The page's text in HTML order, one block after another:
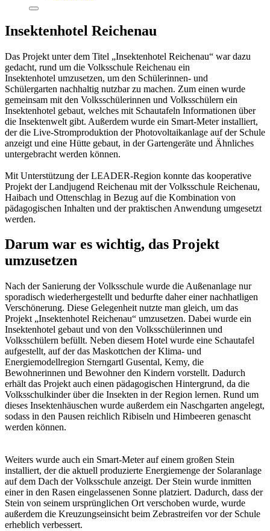
Insektenhotel Reichenau
Das Projekt unter dem Titel „Insektenhotel Reichenau“ war dazu
gedacht, rund um die Volksschule Reichenau ein
Insektenhotel umzusetzen, um den Schülerinnen- und
Schülergarten nachhaltig nutzbar zu machen. Zum einen wurde
gemeinsam mit den Volksschülerinnen und Volksschülern ein
Insektenhotel gebaut, welches mit Schautafeln Informationen über
die Insektenwelt gibt. Außerdem wurde ein Smart-Meter installiert,
der die Live-Stromproduktion der Photovoltaikanlage auf der Schule
anzeigt und eine Hütte gebaut, in der Gartengeräte und Ähnliches
untergebracht werden können.
Mit Unterstützung der LEADER-Region konnte das kooperative
Projekt der Landjugend Reichenau mit der Volksschule Reichenau,
Haibach und Ottenschlag in Bezug auf die Kombination von
pädagogischen Inhalten und der praktischen Anwendung umgesetzt
werden.
Darum war es wichtig, das Projekt
umzusetzen
Nach der Sanierung der Volksschule wurde die Außenanlage nur
sporadisch wiederhergestellt und bedurfte daher einer nachhatligen
Verschönerung. Diese Gelegenheit nutzte man gleich, um das
Projekt „Insektenhotel Reichenau“ umzusetzen. Dabei wurde ein
Insektenhotel gebaut und von den Volksschülerinnen und
Volksschülern befüllt. Neben diesem Hotel wurde eine Schautafel
aufgestellt, auf der das Maskottchen der Klima- und
Energiemodellregion Sterngartl Gusental, Kemy, die
Bewohnerinnen und Bewohner den Kindern vorstellt. Dadurch
erhält das Projekt auch einen pädagogischen Hintergrund, da die
Volksschulkinder über die Insekten in der Region lernen. Rund um
dieses Insektenhäuschen wurde außerdem ein Naschgarten angelegt,
sodass in den Pausen reichlich Ribiseln und Himbeeren genascht
werden können.
Weiters wurde auch ein Smart-Meter auf einem großen Stein
installiert, der die aktuell produzierte Energiemenge der Solaranlage
auf dem Dach der Volksschule anzeigt. Der Stein wurde inmitten
einer in den Rasen eingelassenen Sonne platziert. Dadurch, dass der
Stein von seinem ursprünglichen Ort verschoben wurde, wurde
außerdem die Kreuzungseinsicht beim Zebrastreifen vor der Schule
erheblich verbessert.